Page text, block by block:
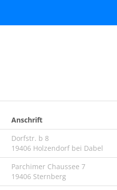
Anschrift
Dorfstr. b 8
19406 Holzendorf bei Dabel
Parchimer Chaussee 7
19406 Sternberg